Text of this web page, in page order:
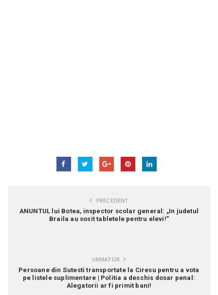
PRECEDENT
ANUNTUL lui Botea, inspector scolar general: „In judetul
Braila au sosit tabletele pentru elevi!”
URMATOR
Persoane din Sutesti transportate la Ciresu pentru a vota
pe listele suplimentare | Politia a deschis dosar penal:
Alegatorii ar fi primit bani!